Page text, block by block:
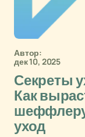
Автор:
дек 10, 2025
Секреты
Как
уход